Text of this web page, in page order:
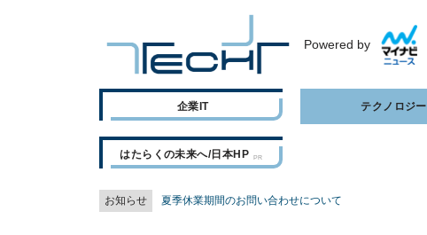
Powered by
企業IT テクノロジー
はたらくの未来へ/日本HP
お知らせ 夏季休業期間のお問い合わせについて